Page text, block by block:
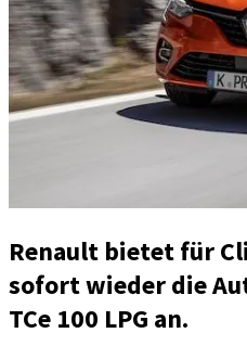
Renault bietet für
sofort wieder die
TCe 100 LPG an.